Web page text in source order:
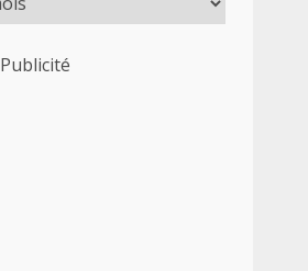
Publicité